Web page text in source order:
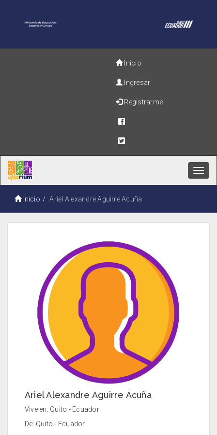
Inicio
Ingresar
Registrarme
Inicio Ariel Alexandre Aguirre Acuña
Ariel Alexandre Aguirre Acuña
Vive en: Quito - Ecuador
De: Quito - Ecuador